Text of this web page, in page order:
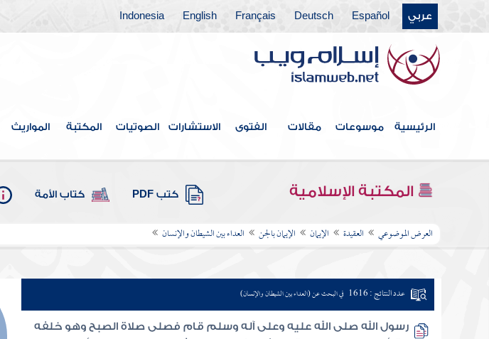
عربي Español
Deutsch
Français
English
Indonesia
الرئيسية موسوعات مقالات الفتوى الاستشارات الصوتيات المكتبة المواريث
المكتبة الإسلامية كتب PDF كتاب الأمة
العرض الموضوعي العقيدة الإيمان الإيمان بالجن العداء بين الشيطان والإنسان
عدد النتائج : 1616 في البحث عن (العداء بين الشيطان والإنسان)
رسول الله صلى الله عليه وعلى آله وسلم قام فصلى صلاة الصبح وهو خلفه